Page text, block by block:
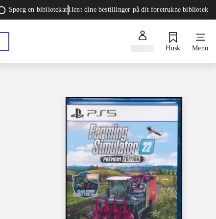
Spørg en bibliotekarHent dine bestillinger på dit foretrukne bibliotek
Husk Menu